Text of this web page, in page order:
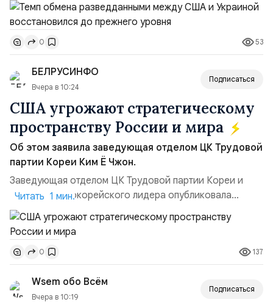
добавив, что использование Украиной беспилотников и
ракет большой дальности позволило ей наносить
удары вглубь российской территории и укрепило её
позиции.Сотрудничество со стороны США стало
ключом к позитивному пов...
0 53
БЕЛРУСИНФО
Вчера в 10:24
Подписаться
США угрожают стратегическому
пространству России и мира
Об этом заявила заведующая отделом ЦК Трудовой
партии Кореи Ким Ё Чжон.
Заведующая отделом ЦК Трудовой партии Кореи и
сестра северокорейского лидера опубликовала
заявление для прессы в ответ на проведение Токио
совместных с флотом США запусков крылатых ракет
Томагавк.«Япония отбросила обманчивую видимость
„исключительно оборонительной страны“ и выносит
вопрос о собственном ядерном вооружении на
всеобщее обозрение, одновреме...
Читать 1 мин.
0 137
Wsem обо Всём
Вчера в 10:19
Подписаться